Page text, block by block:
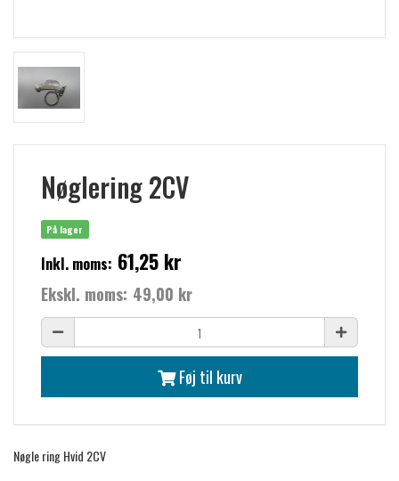
Nøglering 2CV
På lager
Inkl. moms: 61,25 kr
Ekskl. moms: 49,00 kr
Føj til kurv
Nøgle ring Hvid 2CV